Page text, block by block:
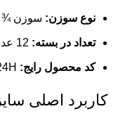
نوع سوزن: سوزن ¾ سیرک
تعداد در بسته:
کد محصول رایج:
کاربرد اصلی سایز 3.0 در بخیه